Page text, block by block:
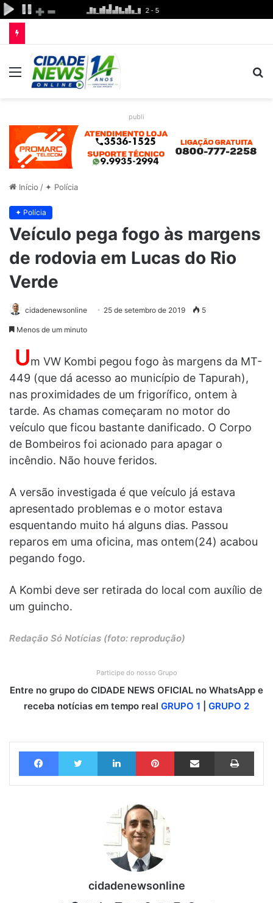
Menu
publi
Início / ✦ Polícia
✦ Polícia
Veículo pega fogo às margens
de rodovia em Lucas do Rio
Verde
cidadenewsonline 25 de setembro de 2019 5
Menos de um minuto
Um VW Kombi pegou fogo às margens da MT-
449 (que dá acesso ao município de Tapurah),
nas proximidades de um frigorífico, ontem à
tarde. As chamas começaram no motor do
veículo que ficou bastante danificado. O Corpo
de Bombeiros foi acionado para apagar o
incêndio. Não houve feridos.
A versão investigada é que veículo já estava
apresentado problemas e o motor estava
esquentando muito há alguns dias. Passou
reparos em uma oficina, mas ontem(24) acabou
pegando fogo.
A Kombi deve ser retirada do local com auxílio de
um guincho.
Redação Só Notícias (foto: reprodução)
Participe do nosso Grupo
Entre no grupo do CIDADE NEWS OFICIAL no WhatsApp e
receba notícias em tempo real GRUPO 1 GRUPO 2
Facebook Twitter Linkedin Pinterest Compartilhar via e-mail
cidadenewsonline